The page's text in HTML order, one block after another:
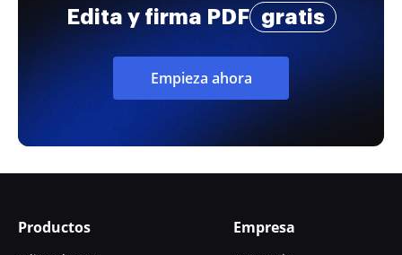
Edita y firma PDF gratis
Empieza ahora
Productos Empresa